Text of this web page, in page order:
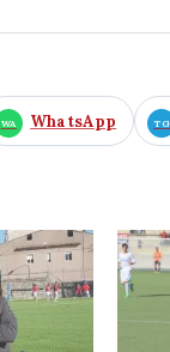
WhatsApp